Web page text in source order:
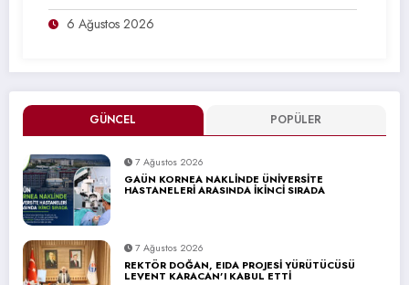
GÜNCEL POPÜLER
7 Ağustos 2026
GAÜN KORNEA NAKLİNDE ÜNİVERSİTE
HASTANELERİ ARASINDA İKİNCİ SIRADA
7 Ağustos 2026
REKTÖR DOĞAN, EIDA PROJESİ YÜRÜTÜCÜSÜ
LEVENT KARACAN’I KABUL ETTİ
6 Ağustos 2026